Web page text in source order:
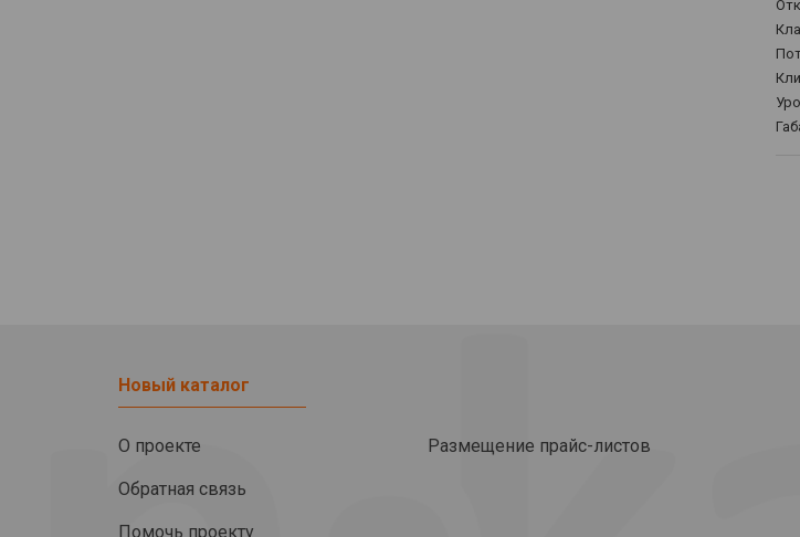
Новый каталог
О проекте
Обратная связь
Помочь проекту
Размещение прайс-листов